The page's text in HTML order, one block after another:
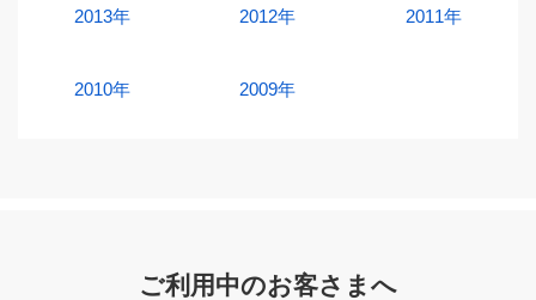
2013年 2012年 2011年
2010年 2009年
ご利用中のお客さまへ